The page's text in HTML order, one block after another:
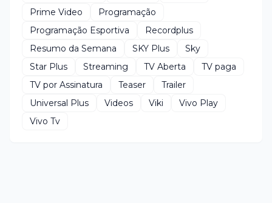
Prime Video
Programação
Programação Esportiva
Recordplus
Resumo da Semana
SKY Plus
Sky
Star Plus
Streaming TV Aberta
TV paga
TV por Assinatura
Teaser
Trailer
Universal Plus
Videos Viki
Vivo Play
Vivo Tv